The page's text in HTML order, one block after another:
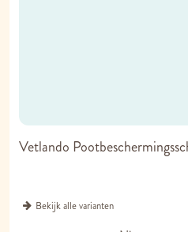
Vetlando
Bekijk alle varianten